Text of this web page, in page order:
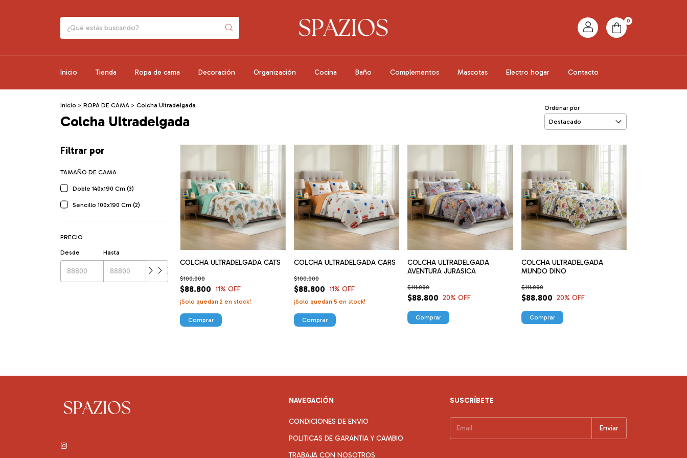
0
Inicio Tienda Ropa de cama Decoración Organización Cocina Baño Complementos Mascotas Electro hogar Contacto
Inicio > ROPA DE CAMA > Colcha Ultradelgada
Colcha Ultradelgada
Ordenar por
Filtrar por
TAMAÑO DE CAMA
Doble 140x190 Cm (3)
Sencillo 100x190 Cm (2)
PRECIO
Desde Hasta
COLCHA ULTRADELGADA CATS
$88.800
$100.000
11% OFF
¡Solo quedan2 en stock!
Comprar
COLCHA ULTRADELGADA CARS
$88.800
$100.000
11% OFF
¡Solo quedan 5 en stock!
Comprar
COLCHA ULTRADELGADA
AVENTURA JURASICA
$88.800
$111.000
20% OFF
Comprar
COLCHA ULTRADELGADA
MUNDO DINO
$88.800
$111.000
20% OFF
Comprar
NAVEGACIÓN
CONDICIONES DE ENVIO
POLITICAS DE GARANTIA Y CAMBIO
TRABAJA CON NOSOTROS
SUSCRÍBETE